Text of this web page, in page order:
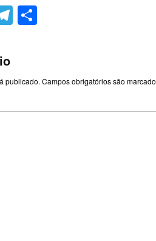
Telegram
publicado. Campos obrigatórios são